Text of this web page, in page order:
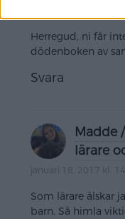
Herregud, ni får
dödenboken av
Svara
Madde
lärare
januari 18, 2017 kl.
Som lärare älskar
barn. Så himla